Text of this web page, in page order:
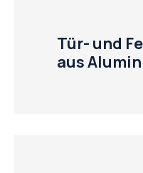
Tür- und
aus